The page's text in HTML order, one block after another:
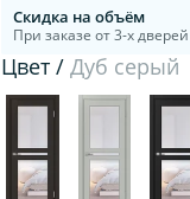
Скидка на объём
При заказе от 3-х
Цвет /Дуб серый